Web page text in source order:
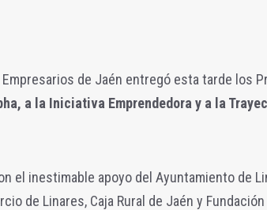
de Jaén entregó esta tarde los
a la Iniciativa Emprendedora y a la
el inestimable apoyo del Ayuntamiento de
de Linares, Caja Rural de Jaén y